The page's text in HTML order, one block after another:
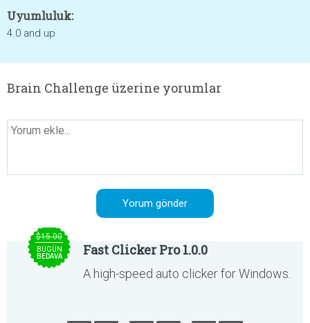
Uyumluluk:
4.0 and up
Brain Challenge üzerine yorumlar
$15.00
BUGÜN
BEDAVA
Fast Clicker Pro 1.0.0
A high-speed auto clicker for Windows.